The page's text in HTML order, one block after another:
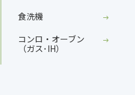
食洗機
コンロ・オーブン
（ガス･IH）